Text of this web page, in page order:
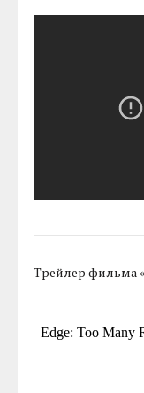
Трейлер фильма